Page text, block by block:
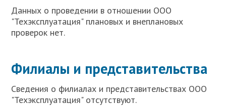
Данных о проведении в отношении ООО
"Техэксплуатация" плановых и внеплановых
проверок нет.
Филиалы и представительства
Сведения о филиалах и представительствах ООО
"Техэксплуатация" отсутствуют.